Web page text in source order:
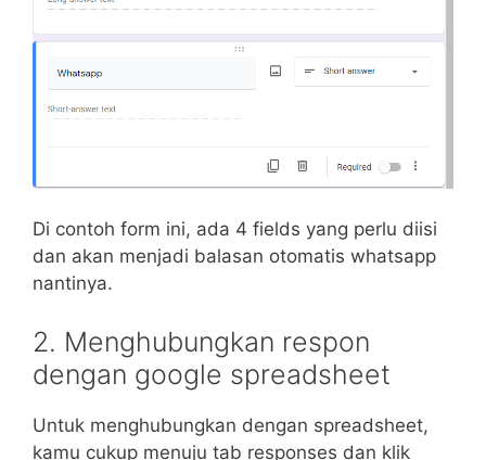
Di contoh form ini, ada 4 fields yang perlu diisi
dan akan menjadi balasan otomatis whatsapp
nantinya.
2. Menghubungkan respon
dengan google spreadsheet
Untuk menghubungkan dengan spreadsheet,
kamu cukup menuju tab responses dan klik